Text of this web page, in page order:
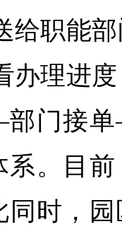
给职能
办理进
门接
。目前
同时，园